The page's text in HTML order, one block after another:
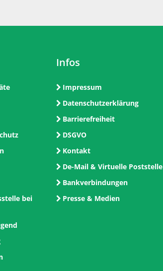
bei
Infos
Impressum
Datenschutzerklärung
Barrierefreiheit
DSGVO
Kontakt
De-Mail & Virtuelle Poststelle
Bankverbindungen
Presse & Medien